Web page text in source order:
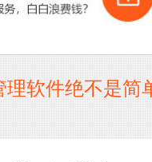
理软件绝不是